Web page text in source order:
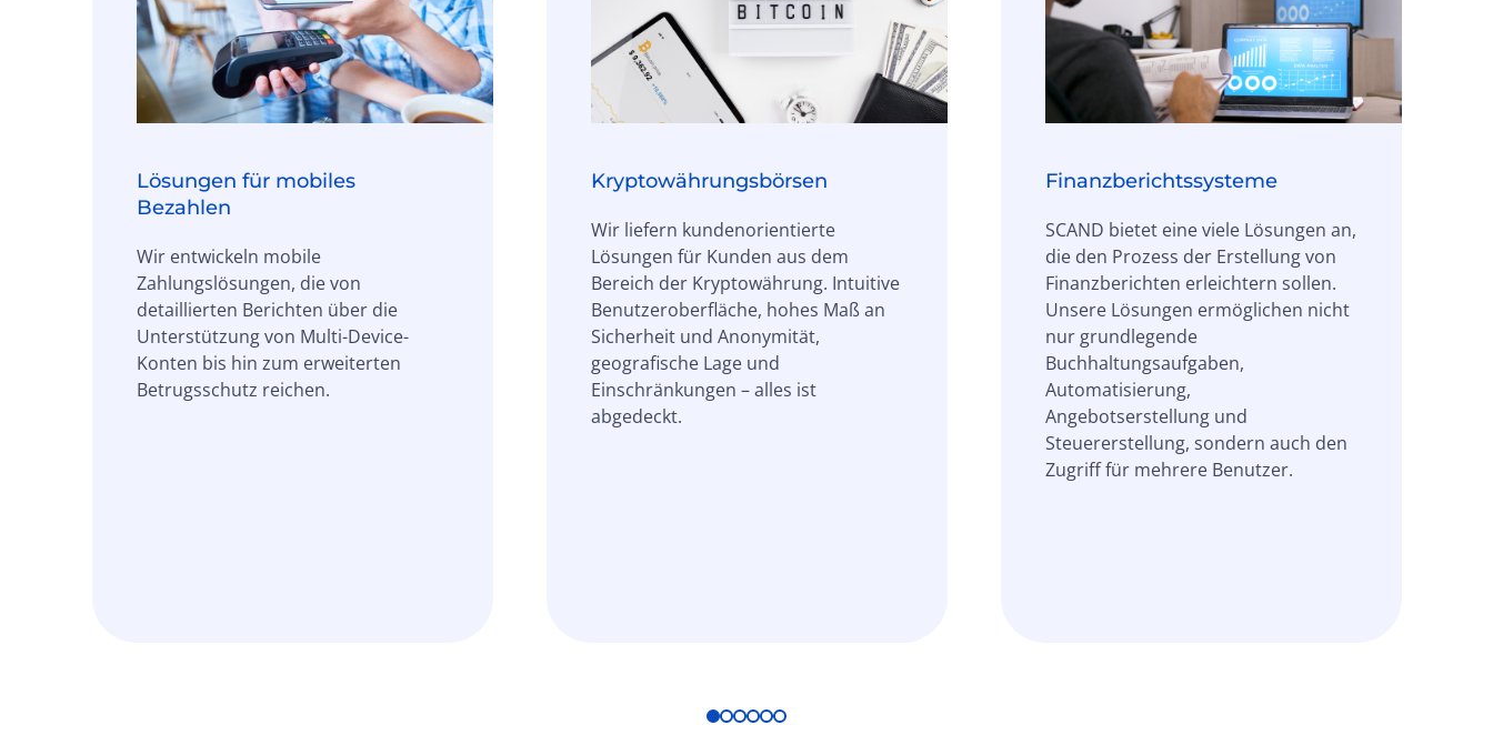
Lösungen für mobiles
Bezahlen
Wir entwickeln mobile
Zahlungslösungen, die von
detaillierten Berichten über die
Unterstützung von Multi-Device-
Konten bis hin zum erweiterten
Betrugsschutz reichen.
Kryptowährungsbörsen
Wir liefern kundenorientierte
Lösungen für Kunden aus dem
Bereich der Kryptowährung. Intuitive
Benutzeroberfläche, hohes Maß an
Sicherheit und Anonymität,
geografische Lage und
Einschränkungen – alles ist
abgedeckt.
Finanzberichtssysteme
SCAND bietet eine viele Lösungen an,
die den Prozess der Erstellung von
Finanzberichten erleichtern sollen.
Unsere Lösungen ermöglichen nicht
nur grundlegende
Buchhaltungsaufgaben,
Automatisierung,
Angebotserstellung und
Steuererstellung, sondern auch den
Zugriff für mehrere Benutzer.